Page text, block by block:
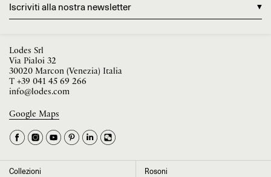
Iscriviti alla nostra newsletter
La tua occupazione è
Seleziona il paese ►
Lodes Srl
Via Pialoi 32
30020 Marcon (Venezia) Italia
T +39 041 45 69 266
info@lodes.com
Google Maps
Collezioni Rosoni